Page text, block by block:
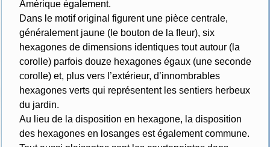
Amérique également.
Dans le motif original figurent une pièce centrale,
généralement jaune (le bouton de la fleur), six
hexagones de dimensions identiques tout autour (la
corolle) parfois douze hexagones égaux (une seconde
corolle) et, plus vers l’extérieur, d’innombrables
hexagones verts qui représentent les sentiers herbeux
du jardin.
Au lieu de la disposition en hexagone, la disposition
des hexagones en losanges est également commune.